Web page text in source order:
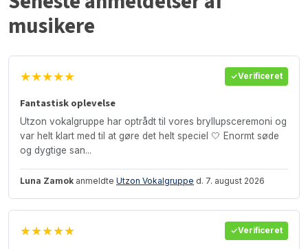
musikere
★★★★★ Verificeret
Fantastisk oplevelse
Utzon vokalgruppe har optrådt til vores bryllupsceremoni og
var helt klart med til at gøre det helt speciel 🤍 Enormt søde
og dygtige san...
Luna Zamok anmeldte Utzon Vokalgruppe d. 7. august 2026
★★★★★ Verificeret